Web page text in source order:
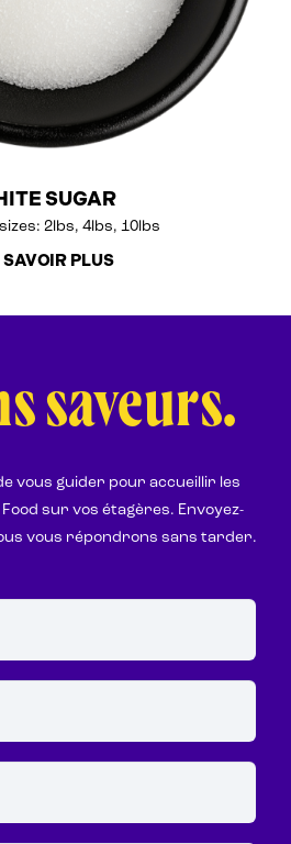
SUGAR
2lbs, 4lbs, 10lbs
SAVOIR PLUS
saveurs.
vous guider pour accueillir les
sur vos étagères. Envoyez-
vous répondrons sans tarder.